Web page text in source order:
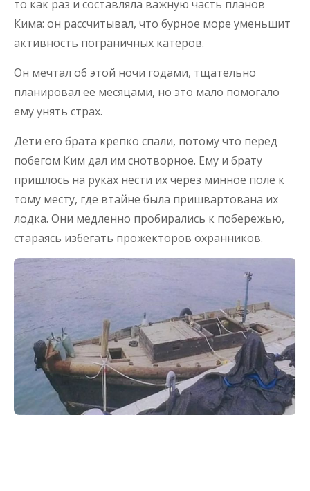
то как раз и составляла важную часть планов
Кима: он рассчитывал, что бурное море уменьшит
активность пограничных катеров.
Он мечтал об этой ночи годами, тщательно
планировал ее месяцами, но это мало помогало
ему унять страх.
Дети его брата крепко спали, потому что перед
побегом Ким дал им снотворное. Ему и брату
пришлось на руках нести их через минное поле к
тому месту, где втайне была пришвартована их
лодка. Они медленно пробирались к побережью,
стараясь избегать прожекторов охранников.